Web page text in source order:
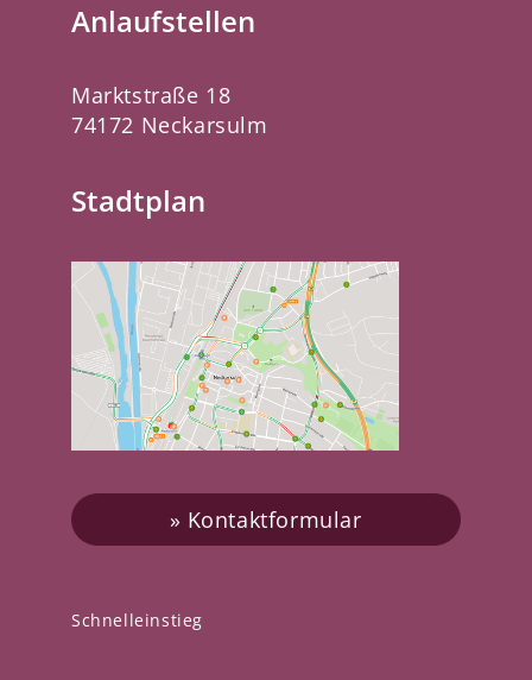
Schnelleinstieg
Anlaufstellen
Marktstraße 18
74172 Neckarsulm
Stadtplan
Kontaktformular